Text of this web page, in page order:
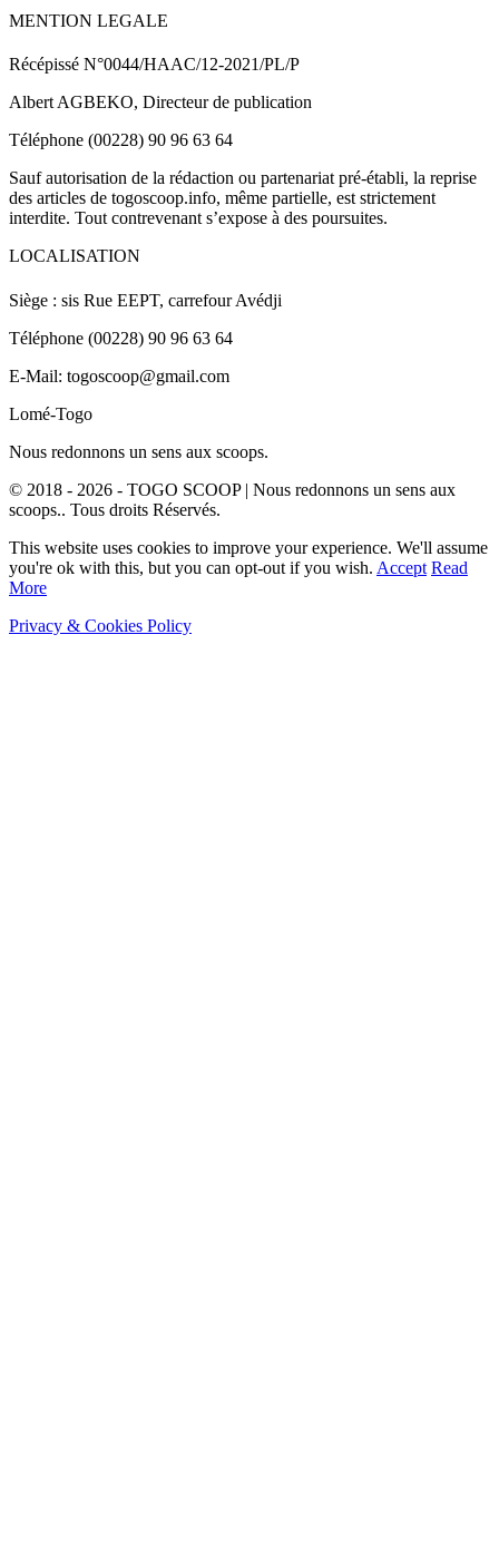
MENTION LEGALE
Récépissé N°0044/HAAC/12-2021/PL/P
Albert AGBEKO, Directeur de publication
Téléphone (00228) 90 96 63 64
Sauf autorisation de la rédaction ou partenariat pré-établi, la reprise
des articles de togoscoop.info, même partielle, est strictement
interdite. Tout contrevenant s’expose à des poursuites.
LOCALISATION
Siège : sis Rue EEPT, carrefour Avédji
Téléphone (00228) 90 96 63 64
E-Mail: togoscoop@gmail.com
Lomé-Togo
Nous redonnons un sens aux scoops.
© 2018 - 2026 - TOGO SCOOP | Nous redonnons un sens aux
scoops.. Tous droits Réservés.
This website uses cookies to improve your experience. We'll assume
you're ok with this, but you can opt-out if you wish. Accept Read
More
Privacy & Cookies Policy